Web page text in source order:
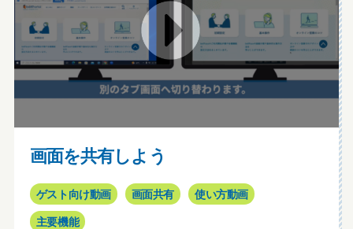
画面を共有しよう
ゲスト向け動画 画面共有 使い方動画
主要機能